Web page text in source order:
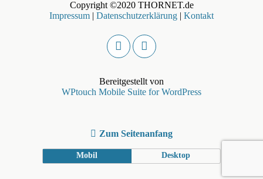
Copyright ©2020 THORNET.de
Impressum | Datenschutzerklärung | Kontakt
Bereitgestellt von
WPtouch Mobile Suite for WordPress
Zum Seitenanfang
Mobil Desktop